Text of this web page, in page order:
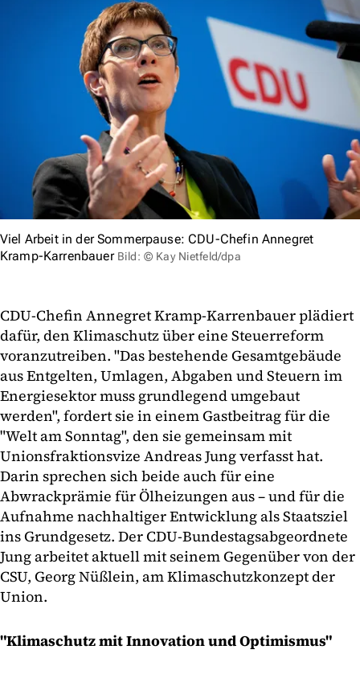
Viel Arbeit in der Sommerpause: CDU-Chefin Annegret
Kramp-Karrenbauer Bild: © Kay Nietfeld/dpa
CDU-Chefin Annegret Kramp-Karrenbauer plädiert
dafür, den Klimaschutz über eine Steuerreform
voranzutreiben. "Das bestehende Gesamtgebäude
aus Entgelten, Umlagen, Abgaben und Steuern im
Energiesektor muss grundlegend umgebaut
werden", fordert sie in einem Gastbeitrag für die
"Welt am Sonntag", den sie gemeinsam mit
Unionsfraktionsvize Andreas Jung verfasst hat.
Darin sprechen sich beide auch für eine
Abwrackprämie für Ölheizungen aus – und für die
Aufnahme nachhaltiger Entwicklung als Staatsziel
ins Grundgesetz. Der CDU-Bundestagsabgeordnete
Jung arbeitet aktuell mit seinem Gegenüber von der
CSU, Georg Nüßlein, am Klimaschutzkonzept der
Union.
"Klimaschutz mit Innovation und Optimismus"